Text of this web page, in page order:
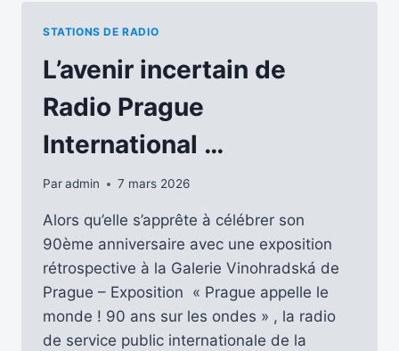
STATIONS DE RADIO
L’avenir incertain de
Radio Prague
International …
Paradmin 7 mars 2026
Alors qu’elle s’apprête à célébrer son
90ème anniversaire avec une exposition
rétrospective à la Galerie Vinohradská de
Prague – Exposition « Prague appelle le
monde ! 90 ans sur les ondes » , la radio
de service public internationale de la